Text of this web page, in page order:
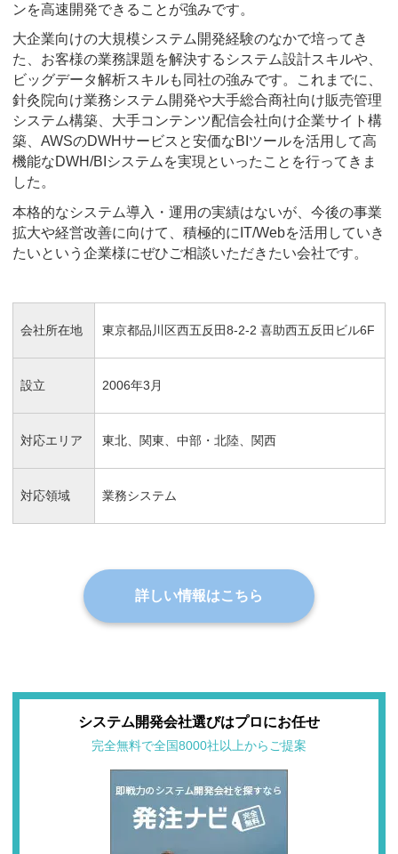
ンを高速開発できることが強みです。
大企業向けの大規模システム開発経験のなかで培ってき
た、お客様の業務課題を解決するシステム設計スキルや、
ビッグデータ解析スキルも同社の強みです。これまでに、
針灸院向け業務システム開発や大手総合商社向け販売管理
システム構築、大手コンテンツ配信会社向け企業サイト構
築、AWSのDWHサービスと安価なBIツールを活用して高
機能なDWH/BIシステムを実現といったことを行ってきま
した。
本格的なシステム導入・運用の実績はないが、今後の事業
拡大や経営改善に向けて、積極的にIT/Webを活用していき
たいという企業様にぜひご相談いただきたい会社です。
会社所在地 東京都品川区西五反田8-2-2 喜助西五反田ビル6F
設立 2006年3月
対応エリア 東北、関東、中部・北陸、関西
対応領域 業務システム
詳しい情報はこちら
システム開発会社選びはプロにお任せ
完全無料で全国8000社以上からご提案